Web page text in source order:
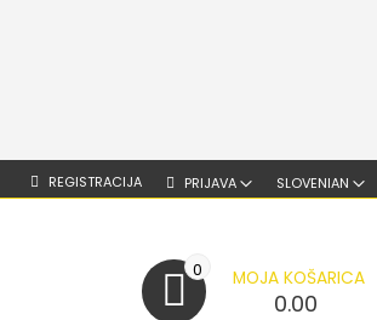
SLOVENIAN
PRIJAVA
REGISTRACIJA
MOJA KOŠARICA
0.00
0